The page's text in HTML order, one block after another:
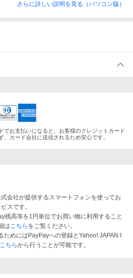
さらに詳しい説明を見る（パソコン版）
でお支払いになると、お客様のクレジットカード
カード会社に送信されるため安心です。
会社が提供するスマートフォンを使ってお
スです。
残高等を1円単位でお買い物に利用すること
はこちら をご覧ください。
ためにはPayPayへの登録とYahoo! JAPAN I
こちらから行うことが可能です。